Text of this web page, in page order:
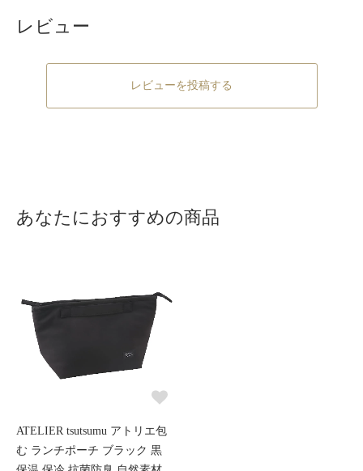
レビュー
レビューを投稿する
あなたにおすすめの商品
ATELIER tsutsumu アトリエ包
む ランチポーチ ブラック 黒